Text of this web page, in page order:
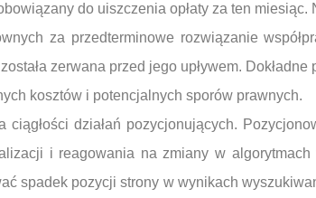
do uiszczenia opłaty za ten miesiąc.
za przedterminowe rozwiązanie
zerwana przed jego upływem.
kosztów i potencjalnych sporów prawnych.
działań pozycjonujących.
i reagowania na zmiany w algorytmach
spadek pozycji strony w wynikach